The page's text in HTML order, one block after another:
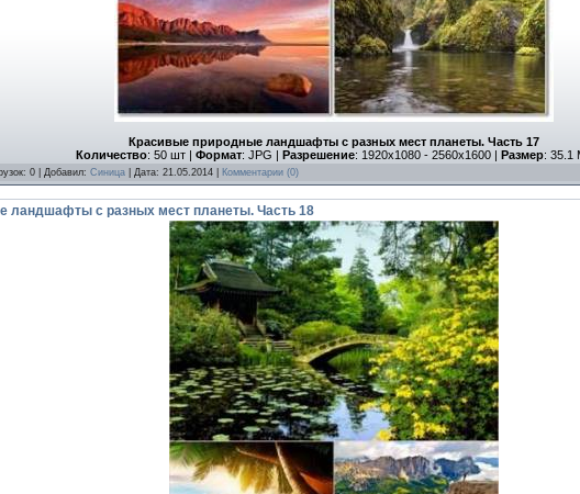
Красивые природные ландшафты с разных мест планеты. Часть 17
Количество: 50 шт | Формат: JPG | Разрешение: 1920x1080 - 2560x1600 | Размер: 35.1
0 | Добавил: Синица | Дата: 21.05.2014 Комментарии (0)
ландшафты с разных мест планеты. Часть 18